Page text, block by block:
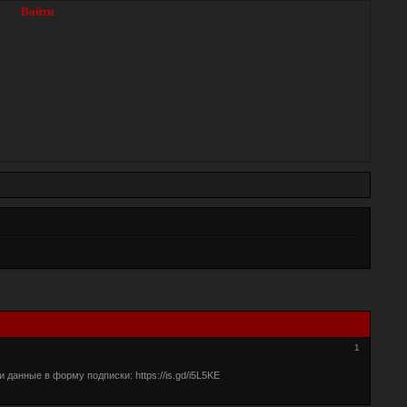
Войти
1
данные в форму подписки: https://is.gd/i5L5KE